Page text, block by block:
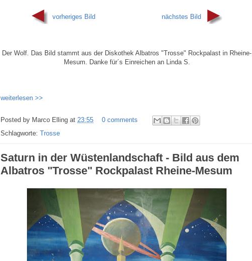
vorheriges Bild nächstes Bild
Der Wolf. Das Bild stammt aus der Diskothek Albatros "Trosse" Rockpalast in Rheine-
Mesum. Danke für´s Einreichen an Linda S.
weiterlesen >>
Posted by Marco Elling at 23:55
0 comments
Schlagworte: Trosse
Saturn in der Wüstenlandschaft - Bild aus dem
Albatros "Trosse" Rockpalast Rheine-Mesum